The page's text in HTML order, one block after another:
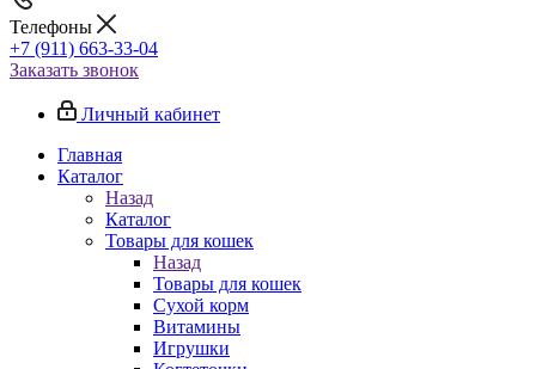
Телефоны
+7 (911) 663-33-04
Заказать звонок
Личный кабинет
Главная
Каталог
Назад
Каталог
Товары для кошек
Назад
Товары для кошек
Cухой корм
Витамины
Игрушки